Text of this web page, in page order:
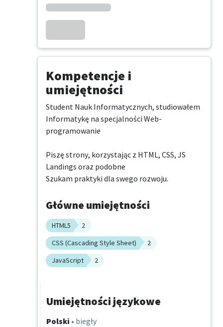
Kompetencje i
umiejętności
Student Nauk Informatycznych, studiowałem
Informatykę na specjalności Web-
programowanie
Piszę strony, korzystając z HTML, CSS, JS
Landings oraz podobne
Szukam praktyki dla swego rozwoju.
Główne umiejętności
HTML5
2
CSS (Cascading Style Sheet)
2
JavaScript
2
Umiejętności językowe
Polski • biegły